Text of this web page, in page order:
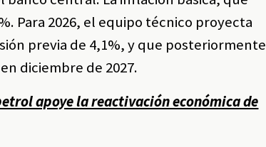
Para 2026, el equipo técnico proyecta
previa de 4,1%, y que posteriormente
diciembre de 2027.
apoye la reactivación económica de